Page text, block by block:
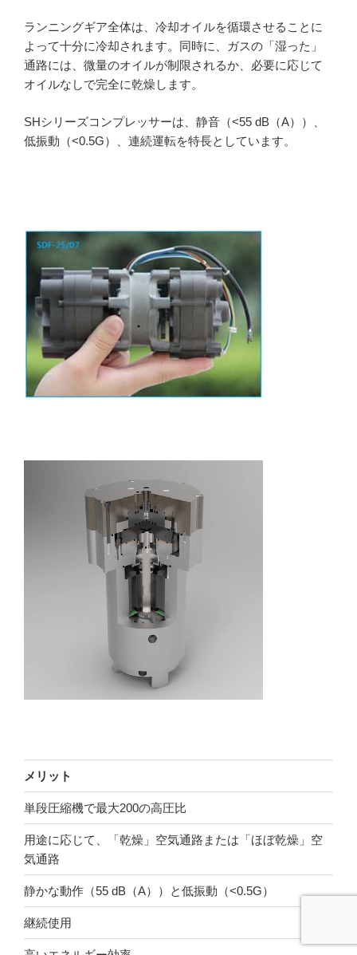
ランニングギア全体は、冷却オイルを循環させることに
よって十分に冷却されます。同時に、ガスの「湿った」
通路には、微量のオイルが制限されるか、必要に応じて
オイルなしで完全に乾燥します。
SHシリーズコンプレッサーは、静音（<55 dB（A））、
低振動（<0.5G）、連続運転を特長としています。
メリット
単段圧縮機で最大200の高圧比
用途に応じて、「乾燥」空気通路または「ほぼ乾燥」空
気通路
静かな動作（55 dB（A））と低振動（<0.5G）
継続使用